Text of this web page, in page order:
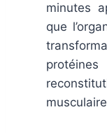
minutes
que